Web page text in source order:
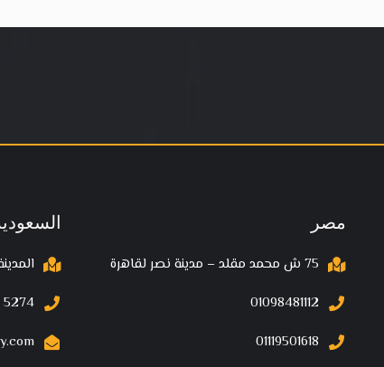
مصر
75 ش محمد مقلد – مدينة نصر لقاهرة
01098481112
01119501618
5274‬